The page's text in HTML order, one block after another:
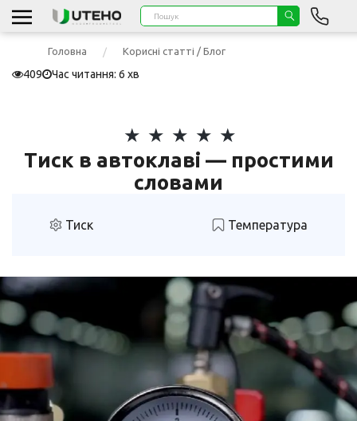
Головна Корисні статті / Блог
409 Час читання: 6 хв
Тиск в автоклаві — простими
словами
Тиск Температура